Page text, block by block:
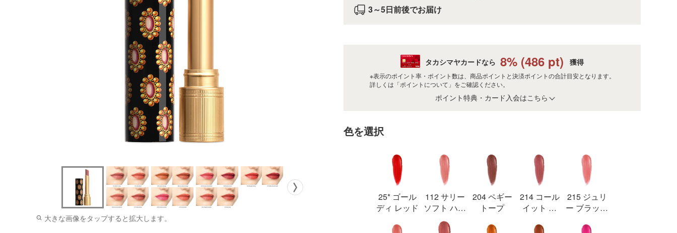
大きな画像をタップすると拡大します。
3～5日前後でお届け
タカシマヤカードなら 8% (486 pt) 獲得
※表示のポイント率・ポイント数は、商品ポイントと決済ポイントの合計目安となります。
詳しくは 「ポイントについて」 をご確認ください。
ポイント特典・カード入会はこちら
色を選択
25* ゴール
ディ レッド
112 サリー
ソフト ハニ
ー
204 ペギー
トープ
214 コール
イット ア
215 ジュリ
ー ブラッシ